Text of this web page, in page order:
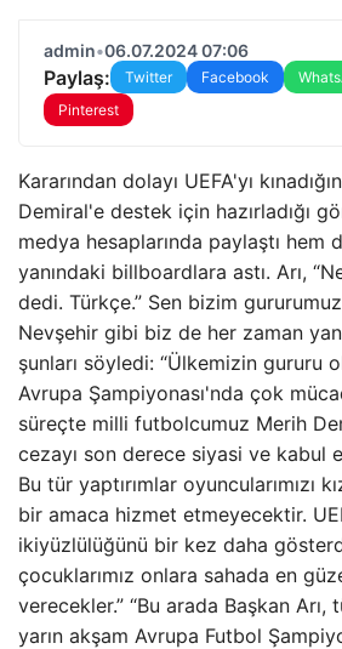
admin•06.07.2024 07:06
Paylaş: Twitter Facebook
Pinterest
Kararından dolayı UEFA'yı
Demiral'e destek için hazırladığı
medya hesaplarında paylaştı hem
yanındaki billboardlara astı. Arı,
dedi. Türkçe.” Sen bizim
Nevşehir gibi biz de her zaman
şunları söyledi: “Ülkemizin gururu
Avrupa Şampiyonası'nda çok
süreçte milli futbolcumuz Merih
cezayı son derece siyasi ve kabul
Bu tür yaptırımlar oyuncularımızı
bir amaca hizmet etmeyecektir.
ikiyüzlülüğünü bir kez daha
çocuklarımız onlara sahada en
verecekler.” “Bu arada Başkan Arı,
yarın akşam Avrupa Futbol